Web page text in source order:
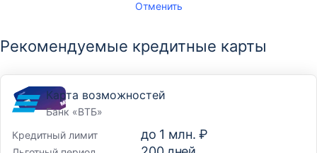
Отменить
Рекомендуемые кредитные карты
Карта возможностей
Банк «ВТБ»
Кредитный лимит
до 1 млн. ₽